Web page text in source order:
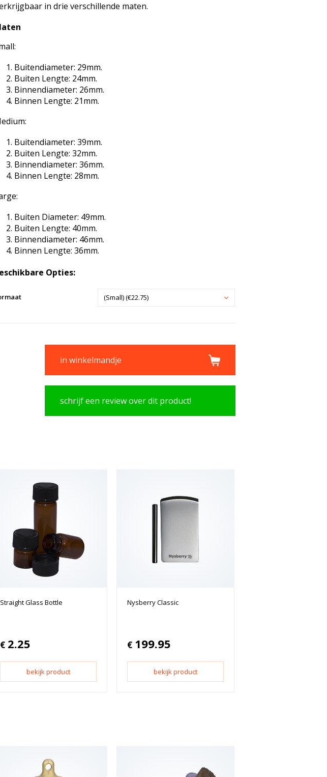
in drie verschillende maten.
Buitendiameter: 29mm.
Buiten Lengte: 24mm.
Binnendiameter: 26mm.
Binnen Lengte: 21mm.
Buitendiameter: 39mm.
Buiten Lengte: 32mm.
Binnendiameter: 36mm.
Binnen Lengte: 28mm.
Buiten Diameter: 49mm.
Buiten Lengte: 40mm.
Binnendiameter: 46mm.
Binnen Lengte: 36mm.
Opties:
(Small) (€22.75)
in winkelmandje
schrijf een review over dit product!
Straight Glass Bottle
€ 2.25
bekijk product
Nysberry Classic
€ 199.95
bekijk product